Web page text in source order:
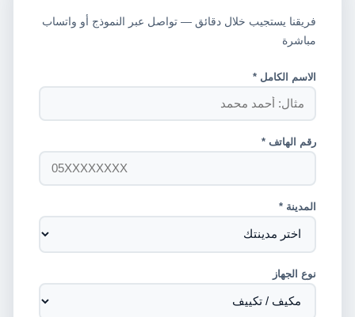
فريقنا يستجيب خلال دقائق — تواصل عبر النموذج أو واتساب
مباشرة
الاسم الكامل *
رقم الهاتف *
المدينة *
نوع الجهاز